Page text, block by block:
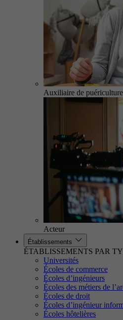
Auxiliaire de puériculture
Acteur
Établissements
ÉTABLISSEMENTS PAR
Universités
Écoles de commerce
Écoles d’ingénieurs
Écoles des métiers de
Écoles de droit
Écoles d’ingénieur
Écoles hôtelières